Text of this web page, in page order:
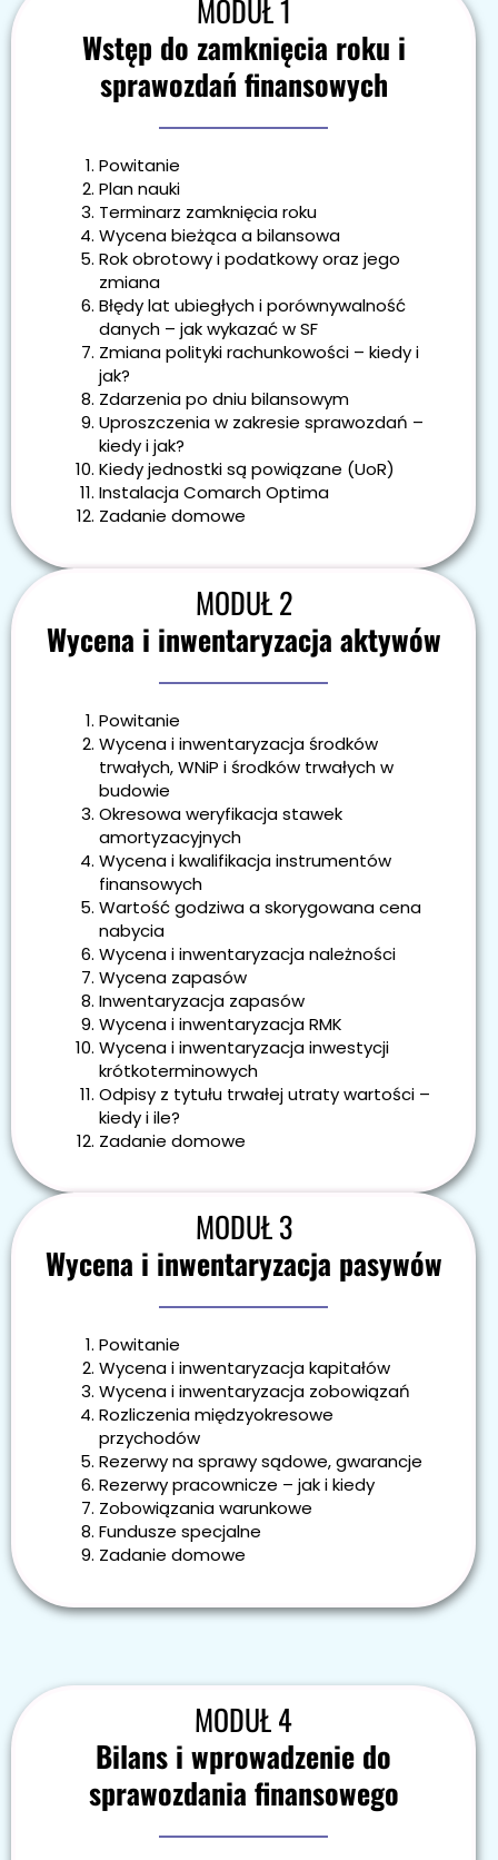
MODUŁ 1
Wstęp do zamknięcia roku i
sprawozdań finansowych
Powitanie
Plan nauki
Terminarz zamknięcia roku
Wycena bieżąca a bilansowa
Rok obrotowy i podatkowy oraz jego
zmiana
Błędy lat ubiegłych i porównywalność
danych – jak wykazać w SF
Zmiana polityki rachunkowości – kiedy i
jak?
Zdarzenia po dniu bilansowym
Uproszczenia w zakresie sprawozdań –
kiedy i jak?
Kiedy jednostki są powiązane (UoR)
Instalacja Comarch Optima
Zadanie domowe
MODUŁ 2
Wycena i inwentaryzacja aktywów
Powitanie
Wycena i inwentaryzacja środków
trwałych, WNiP i środków trwałych w
budowie
Okresowa weryfikacja stawek
amortyzacyjnych
Wycena i kwalifikacja instrumentów
finansowych
Wartość godziwa a skorygowana cena
nabycia
Wycena i inwentaryzacja należności
Wycena zapasów
Inwentaryzacja zapasów
Wycena i inwentaryzacja RMK
Wycena i inwentaryzacja inwestycji
krótkoterminowych
Odpisy z tytułu trwałej utraty wartości –
kiedy i ile?
Zadanie domowe
MODUŁ 3
Wycena i inwentaryzacja pasywów
Powitanie
Wycena i inwentaryzacja kapitałów
Wycena i inwentaryzacja zobowiązań
Rozliczenia międzyokresowe
przychodów
Rezerwy na sprawy sądowe, gwarancje
Rezerwy pracownicze – jak i kiedy
Zobowiązania warunkowe
Fundusze specjalne
Zadanie domowe
MODUŁ 4
Bilans i wprowadzenie do
sprawozdania finansowego